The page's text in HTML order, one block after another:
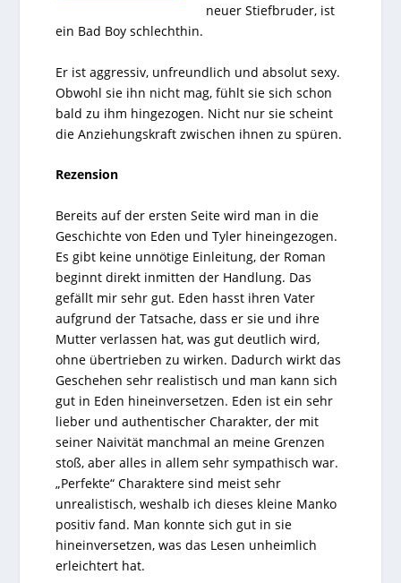
neuer Stiefbruder, ist
ein Bad Boy schlechthin.
Er ist aggressiv, unfreundlich und absolut sexy.
Obwohl sie ihn nicht mag, fühlt sie sich schon
bald zu ihm hingezogen. Nicht nur sie scheint
die Anziehungskraft zwischen ihnen zu spüren.
Rezension
Bereits auf der ersten Seite wird man in die
Geschichte von Eden und Tyler hineingezogen.
Es gibt keine unnötige Einleitung, der Roman
beginnt direkt inmitten der Handlung. Das
gefällt mir sehr gut. Eden hasst ihren Vater
aufgrund der Tatsache, dass er sie und ihre
Mutter verlassen hat, was gut deutlich wird,
ohne übertrieben zu wirken. Dadurch wirkt das
Geschehen sehr realistisch und man kann sich
gut in Eden hineinversetzen. Eden ist ein sehr
lieber und authentischer Charakter, der mit
seiner Naivität manchmal an meine Grenzen
stoß, aber alles in allem sehr sympathisch war.
„Perfekte“ Charaktere sind meist sehr
unrealistisch, weshalb ich dieses kleine Manko
positiv fand. Man konnte sich gut in sie
hineinversetzen, was das Lesen unheimlich
erleichtert hat.